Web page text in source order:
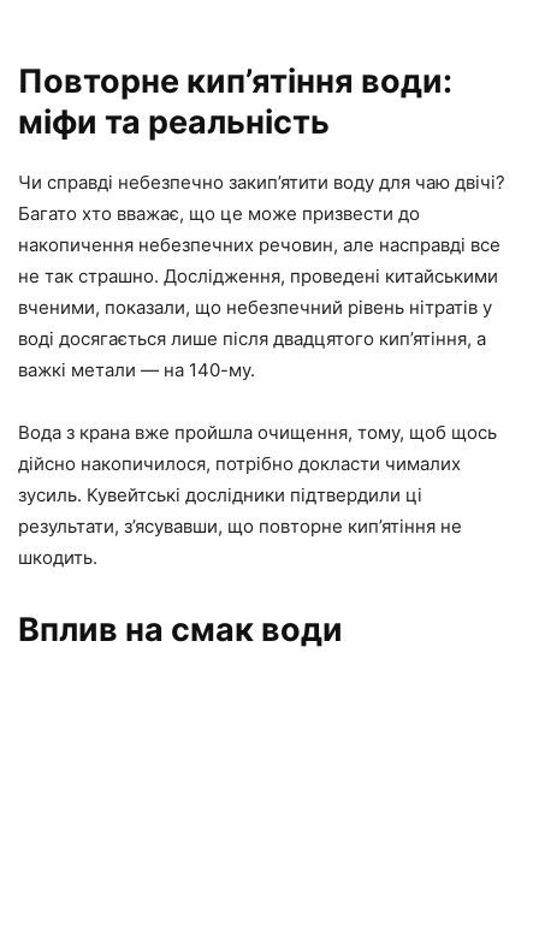
Повторне кип’ятіння води:
міфи та реальність
Чи справді небезпечно закип’ятити воду для чаю двічі?
Багато хто вважає, що це може призвести до
накопичення небезпечних речовин, але насправді все
не так страшно. Дослідження, проведені китайськими
вченими, показали, що небезпечний рівень нітратів у
воді досягається лише після двадцятого кип’ятіння, а
важкі метали — на 140-му.
Вода з крана вже пройшла очищення, тому, щоб щось
дійсно накопичилося, потрібно докласти чималих
зусиль. Кувейтські дослідники підтвердили ці
результати, з’ясувавши, що повторне кип’ятіння не
шкодить.
Вплив на смак води